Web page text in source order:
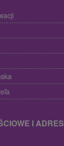
I ADRES